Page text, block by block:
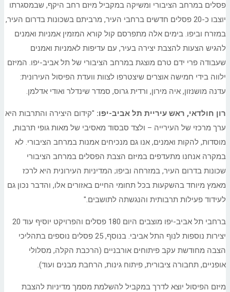
פסלים במרחב הציבורי ומשיקה במקביל מיזם רחב היקף, שבמסגרתו
יוצבו כ-20 פסלים חדשים ברחבי העיר, מרביתם בשכונות בדרום העיר,
במזרח וביפו. בימים אלה מתפרסם קול קורא המזמין אמניות ואמנים
להגיש הצעות להצבת יצירה בעיר, עם עדיפות לאמניות ואמנים
שעבודה פרי ידם טרם מוצגת במרחב הציבורי של תל אביב-יפו. המיזם
ילווה בידי חמישה אוצרים שיצטרפו לצוות וועדת הפיסול העירונית:
עדנה מושנזון, איה מירון, ורדית גרוס, סמדר שינדלר ואודי אדלמן.
רון חולדאי, ראש עיריית תל אביב-יפו: "קידום היצירה והתרבות היא
ערך מרכזי של העירייה – ולצד סבסוד מאסיבי של מאות גופי תרבות,
מוסדות, להקות ואמנים, אנו גם מנכיחים אמנות במרחב הציבורי. לא
במקרה אנחנו מתעדפים במיזם הצבת הפסלים במרחב הציבורי
שכונות בדרום העיר, במזרחה וביפו; המדיניות העירונית היא לרכז
מאמץ מיוחד בהשקעות בכל תחומי החיים באזורים אלו, והדבר נכון גם
לעידוד פעילות תרבותית והנגשתה לתושבים."
ברחבי תל אביב-יפו מוצבים היום 180 פסלים והפרויקט יוסיף עוד 20
יצירות נוספות לנוף התל אביבי. בנוסף, 25 פסלים נוספים בתהליכי
הצבה מחודשת עקב פיתוחים אורבניים (הרכבת הקלה, מסלולי
אופניים, תחבורה ציבורית, פיתוח גינות, הרחבת מבנים ועוד).
מיזם הפיסול יוצא לדרך במקביל להשלמת מסמך מדיניות להצבת